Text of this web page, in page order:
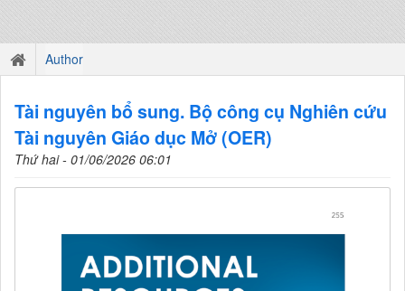
Author
Tài nguyên bổ sung. Bộ công cụ Nghiên cứu
Tài nguyên Giáo dục Mở (OER)
Thứ hai - 01/06/2026 06:01